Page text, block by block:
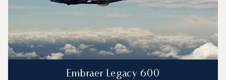
Embraer Legacy 600